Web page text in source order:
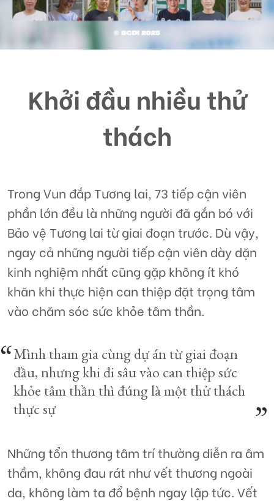
Khởi đầu nhiều thử
thách
Trong Vun đắp Tương lai, 73 tiếp cận viên
phần lớn đều là những người đã gắn bó với
Bảo vệ Tương lai từ giai đoạn trước. Dù vậy,
ngay cả những người tiếp cận viên dày dặn
kinh nghiệm nhất cũng gặp không ít khó
khăn khi thực hiện can thiệp đặt trọng tâm
vào chăm sóc sức khỏe tâm thần.
Mình tham gia cùng dự án từ giai đoạn
đầu, nhưng khi đi sâu vào can thiệp sức
khỏe tâm thần thì đúng là một thử thách
thực sự
Những tổn thương tâm trí thường diễn ra âm
thầm, không đau rát như vết thương ngoài
da, không làm ta đổ bệnh ngay lập tức. Vết